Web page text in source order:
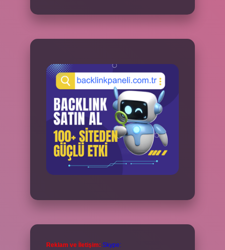
Reklam ve İletişim: Skype: